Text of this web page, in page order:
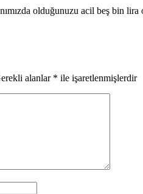
olduğunuzu acil beş bin
alanlar * ile işaretlenmişlerdir